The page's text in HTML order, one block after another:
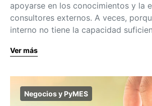
apoyarse en los conocimientos y la
consultores externos. A veces,
interno no tiene la capacidad
Ver más
Negocios y PyMES